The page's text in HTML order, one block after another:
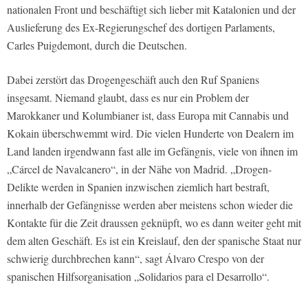
nationalen Front und beschäftigt sich lieber mit Katalonien und der
Auslieferung des Ex-Regierungschef des dortigen Parlaments,
Carles Puigdemont, durch die Deutschen.
Dabei zerstört das Drogengeschäft auch den Ruf Spaniens
insgesamt. Niemand glaubt, dass es nur ein Problem der
Marokkaner und Kolumbianer ist, dass Europa mit Cannabis und
Kokain überschwemmt wird. Die vielen Hunderte von Dealern im
Land landen irgendwann fast alle im Gefängnis, viele von ihnen im
„Cárcel de Navalcanero“, in der Nähe von Madrid. „Drogen-
Delikte werden in Spanien inzwischen ziemlich hart bestraft,
innerhalb der Gefängnisse werden aber meistens schon wieder die
Kontakte für die Zeit draussen geknüpft, wo es dann weiter geht mit
dem alten Geschäft. Es ist ein Kreislauf, den der spanische Staat nur
schwierig durchbrechen kann“, sagt Álvaro Crespo von der
spanischen Hilfsorganisation „Solidarios para el Desarrollo“.